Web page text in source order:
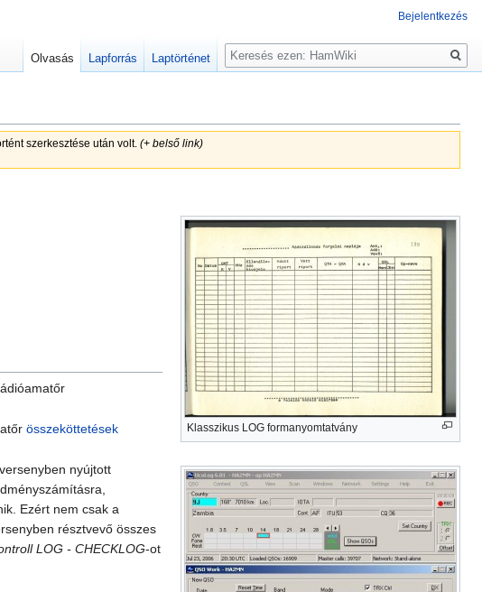
szerkesztése után volt. (+ belső link)
Klasszikus LOG formanyomtatvány
összeköttetések
nyújtott
Ezért nem csak a
résztvevő összes
LOG - CHECKLOG-ot
Bejelentkezés
Olvasás Lapforrás Laptörténet
Keresés